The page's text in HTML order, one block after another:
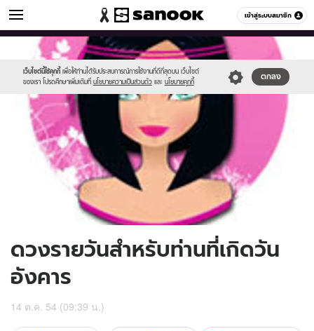
เข้าสู่ระบบสมาชิก
ดูดวง หมวดอื่นๆ
เว็บไซต์นี้ใช้คุกกี้ เพื่อให้ท่านได้รับประสบการณ์การใช้งานที่ดีที่สุดบน เว็บไซต์
ของเรา โปรดศึกษาเพิ่มเติมที่ นโยบายความเป็นส่วนตัว และ นโยบายคุกกี้
ตกลง
Sanook
//s.isanook.com/sr/0/images/logo-
sanook.png
//s.isanook.com/ho/0/ud/4/20221/170-
ดวงรายวันสำหรับท่านที่เกิดวัน
อังคาร
14 ต.ค. 54 (09:39 น.)